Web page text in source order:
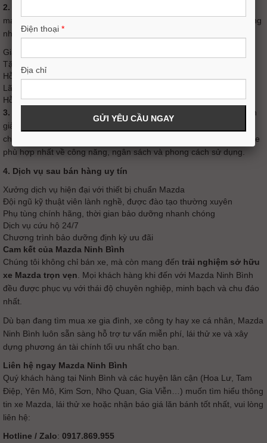
2. Giá bán tốt nhất & Ưu đãi hấp dẫn
mang đến
cạnh tranh nhất thị trường cùng
nhiều chương trình ưu đãi đặc biệt:
Giảm tiền mặt trực tiếp
Tặng gói phụ kiện cao cấp
Hỗ trợ trả góp lên đến
Lãi suất ưu đãi từ các ngân hàng liên kết
Hỗ trợ thủ tục đăng ký, đăng kiểm nhanh chóng tại Ninh Bình
3. Đội ngũ tư vấn chuyên nghiệp, tận tâm
Với đội ngũ nhân viên
giàu kinh nghiệm, được đào tạo bài bản theo tiêu chuẩn Mazda,
chúng tôi luôn lắng nghe nhu cầu của khách hàng để tư vấn mẫu xe
phù hợp nhất về công năng, ngân sách và phong cách sử dụng.
4. Dịch vụ sau bán hàng uy tín
Xưởng dịch vụ hiện đại với thiết bị chuẩn Mazda
Đội ngũ kỹ thuật viên lành nghề, được đào tạo thường xuyên
Phụ tùng chính hãng, thời gian bảo dưỡng nhanh chóng
Dịch vụ cứu hộ 24/7
Chương trình bảo dưỡng định kỳ ưu đãi
Cam kết của Mazda Ninh Bình
Chúng tôi không chỉ bán xe, mà còn mang đến trải nghiệm sở hữu
xe Mazda trọn vẹn . Mọi khách hàng khi đến với Mazda Ninh Bình
đều được phục vụ với thái độ chuyên nghiệp, minh bạch và chu đáo
nhất.
Dù bạn đang tìm mua xe gia đình, xe công ty hay xe cá nhân, Mazda
Ninh Bình luôn sẵn sàng hỗ trợ tư vấn miễn phí, lái thử xe và xây
dựng phương án tài chính tối ưu nhất cho bạn.
Liên hệ ngay Mazda Ninh Bình
Quý khách hàng tại Ninh Bình và các huyện lân cận (Hoa Lư, Tam
Điệp, Yên Mô, Kim Sơn, Nho Quan, Gia Viễn…) muốn tìm hiểu thông
tin xe Mazda, lái thử xe hoặc nhận báo giá lăn bánh tốt nhất, vui lòng
liên hệ:
Hotline / Zalo: 0917.869.955
Điện thoại *
Địa chỉ